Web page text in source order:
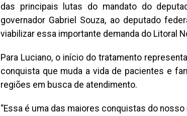
das principais lutas do mandato do
governador Gabriel Souza, ao deputado
viabilizar essa importante demanda do Litoral
Para Luciano, o início do tratamento
conquista que muda a vida de pacientes e
regiões em busca de atendimento.
“Essa é uma das maiores conquistas do